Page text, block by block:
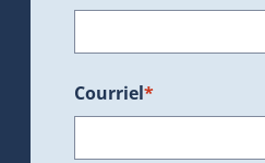
Courriel*